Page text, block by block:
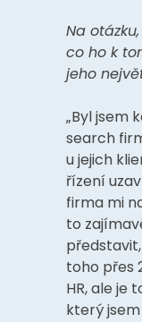
Na
co ho k
jeho
„Byl jsem
search
u jejich
řízení
firma mi
to
toho přes
HR, ale je
který jsem